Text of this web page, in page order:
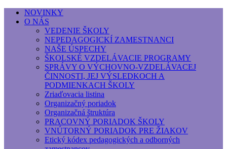
Základná umelecká škola, Hálkova
Základná umelecká škola, Hálkova 56, Bratislava -
NOVINKY
O NÁS
VEDENIE ŠKOLY
NEPEDAGOGICKÍ ZAMESTNANCI
NAŠE ÚSPECHY
ŠKOLSKÉ VZDELÁVACIE PROGRAMY
SPRÁVY O VÝCHOVNO-VZDELÁVACEJ
ČINNOSTI, JEJ VÝSLEDKOCH A
PODMIENKACH ŠKOLY
Zriaďovacia listina
Organizačný poriadok
Organizačná štruktúra
PRACOVNÝ PORIADOK ŠKOLY
VNÚTORNÝ PORIADOK PRE ŽIAKOV
Etický kódex pedagogických a odborných